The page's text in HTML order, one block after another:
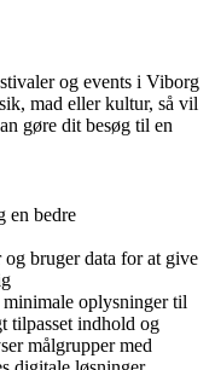
og events i Viborg
mad eller kultur, så vil
gøre dit besøg til en
en bedre
og bruger data for at give
oplysninger til
tilpasset indhold og
målgrupper med